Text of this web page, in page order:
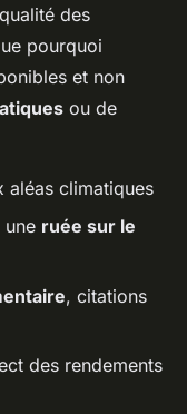
des
pourquoi
et non
ou de
aléas climatiques
une ruée sur le
, citations
des rendements